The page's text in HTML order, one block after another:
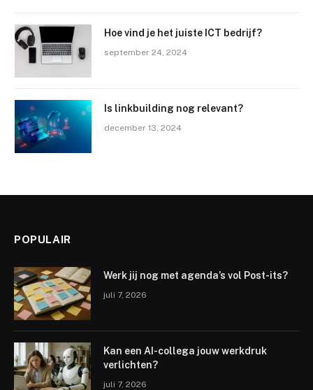
Hoe vind je het juiste ICT bedrijf?
september 24, 2024
Is linkbuilding nog relevant?
december 13, 2024
POPULAIR
Werk jij nog met agenda’s vol Post-its?
juli 7, 2026
Kan een AI-collega jouw werkdruk
verlichten?
juli 7, 2026